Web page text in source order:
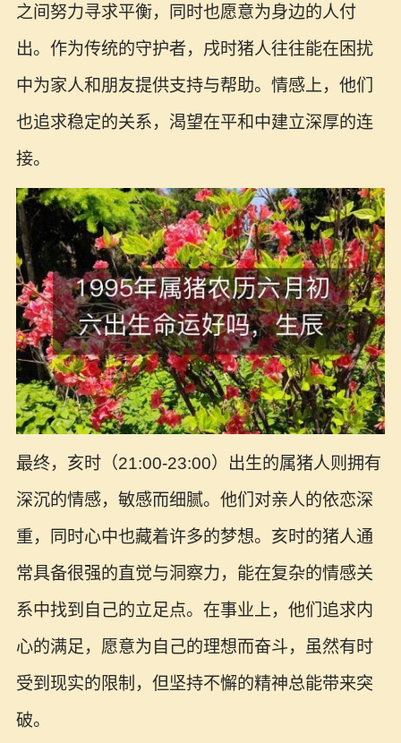
之间努力寻求平衡，同时也愿意为身边的人付
出。作为传统的守护者，戌时猪人往往能在困扰
中为家人和朋友提供支持与帮助。情感上，他们
也追求稳定的关系，渴望在平和中建立深厚的连
接。
最终，亥时（21:00-23:00）出生的属猪人则拥有
深沉的情感，敏感而细腻。他们对亲人的依恋深
重，同时心中也藏着许多的梦想。亥时的猪人通
常具备很强的直觉与洞察力，能在复杂的情感关
系中找到自己的立足点。在事业上，他们追求内
心的满足，愿意为自己的理想而奋斗，虽然有时
受到现实的限制，但坚持不懈的精神总能带来突
破。